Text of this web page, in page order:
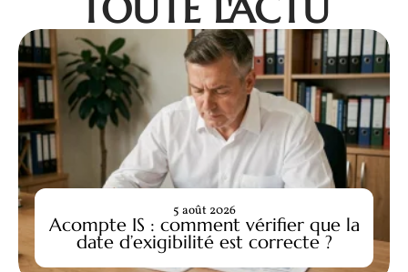
TOUTE L'ACTU
Acompte IS : comment vérifier que la
date d’exigibilité est correcte ?
5 août 2026